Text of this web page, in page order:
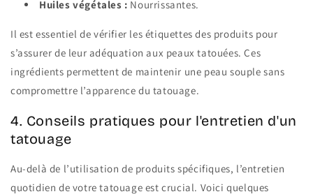
Huiles végétales : Nourrissantes.
Il est essentiel de vérifier les étiquettes des produits pour
s’assurer de leur adéquation aux peaux tatouées. Ces
ingrédients permettent de maintenir une peau souple sans
compromettre l’apparence du tatouage.
4. Conseils pratiques pour l'entretien d'un
tatouage
Au-delà de l’utilisation de produits spécifiques, l’entretien
quotidien de votre tatouage est crucial. Voici quelques